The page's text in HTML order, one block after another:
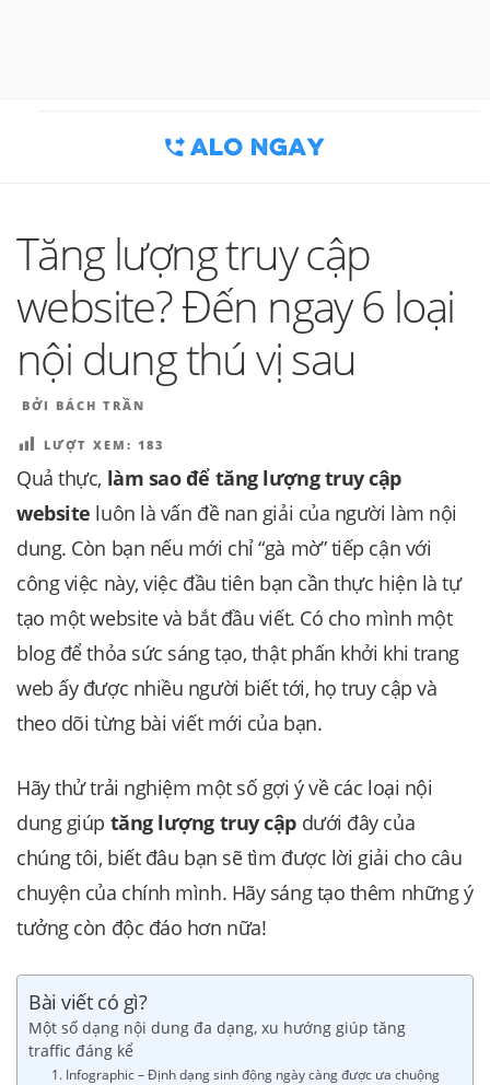
Tăng lượng truy cập
website? Đến ngay 6 loại
nội dung thú vị sau
ĐĂNG
BỞI BÁCH TRẦN
LƯỢT XEM: 183
Quả thực, làm sao để tăng lượng truy cập
website luôn là vấn đề nan giải của người làm nội
dung. Còn bạn nếu mới chỉ “gà mờ” tiếp cận với
công việc này, việc đầu tiên bạn cần thực hiện là tự
tạo một website và bắt đầu viết. Có cho mình một
blog để thỏa sức sáng tạo, thật phấn khởi khi trang
web ấy được nhiều người biết tới, họ truy cập và
theo dõi từng bài viết mới của bạn.
Hãy thử trải nghiệm một số gợi ý về các loại nội
dung giúp tăng lượng truy cập dưới đây của
chúng tôi, biết đâu bạn sẽ tìm được lời giải cho câu
chuyện của chính mình. Hãy sáng tạo thêm những ý
tưởng còn độc đáo hơn nữa!
Bài viết có gì?
Một số dạng nội dung đa dạng, xu hướng giúp tăng
traffic đáng kể
1. Infographic – Định dạng sinh động ngày càng được ưa chuộng